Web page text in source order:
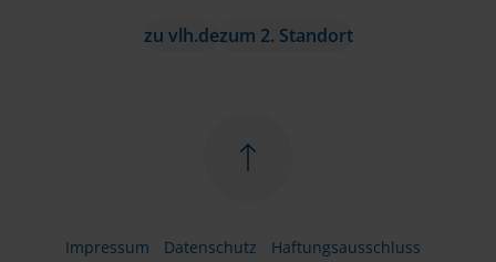
zu vlh.dezum 2. Standort
Impressum Datenschutz Haftungsausschluss